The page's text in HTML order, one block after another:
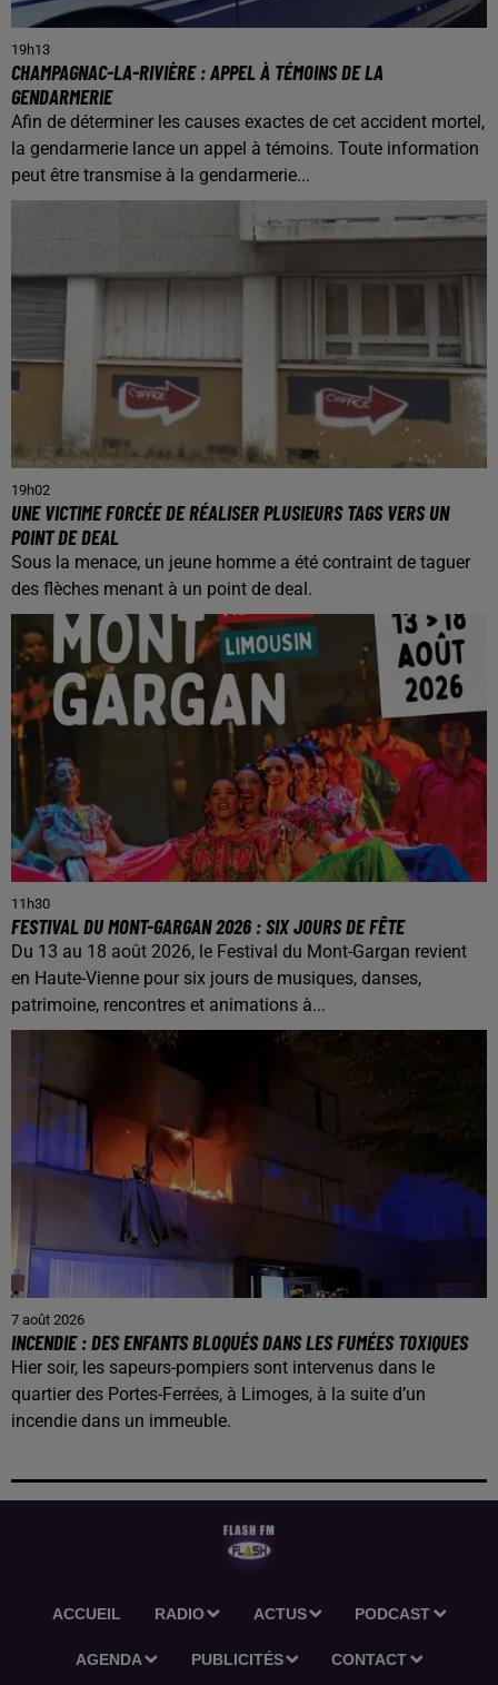
19h13
CHAMPAGNAC-LA-RIVIÈRE : APPEL À TÉMOINS DE LA
GENDARMERIE
Afin de déterminer les causes exactes de cet accident mortel,
la gendarmerie lance un appel à témoins. Toute information
peut être transmise à la gendarmerie...
19h02
UNE VICTIME FORCÉE DE RÉALISER PLUSIEURS TAGS VERS UN
POINT DE DEAL
Sous la menace, un jeune homme a été contraint de taguer
des flèches menant à un point de deal.
11h30
FESTIVAL DU MONT-GARGAN 2026 : SIX JOURS DE FÊTE
Du 13 au 18 août 2026, le Festival du Mont-Gargan revient
en Haute-Vienne pour six jours de musiques, danses,
patrimoine, rencontres et animations à...
7 août 2026
INCENDIE : DES ENFANTS BLOQUÉS DANS LES FUMÉES TOXIQUES
Hier soir, les sapeurs-pompiers sont intervenus dans le
quartier des Portes-Ferrées, à Limoges, à la suite d’un
incendie dans un immeuble.
ACCUEIL RADIO ACTUS PODCAST
AGENDA PUBLICITÉS CONTACT